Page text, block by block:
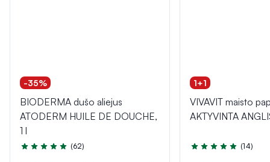
-35%
BIODERMA dušo aliejus
ATODERM HUILE DE DOUCHE,
1 l
Įvertinimas 5.0 iš 5
(62)
1+1
VIVAVIT maisto
AKTYVINTA
Įvertinimas 5.0 iš 5
(14)